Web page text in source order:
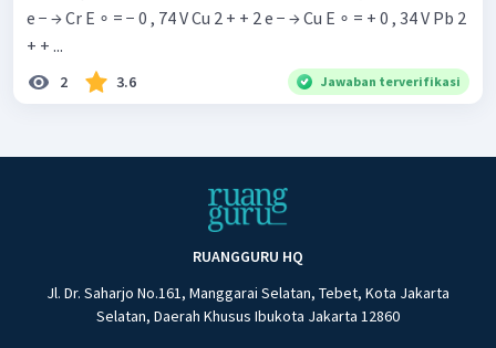
e − → Cr E ∘ = − 0 , 74 V Cu 2 + + 2 e − → Cu E ∘ = + 0 , 34 V Pb 2
+ + ...
2 3.6 Jawaban terverifikasi
RUANGGURU HQ
Jl. Dr. Saharjo No.161, Manggarai Selatan, Tebet, Kota Jakarta
Selatan, Daerah Khusus Ibukota Jakarta 12860